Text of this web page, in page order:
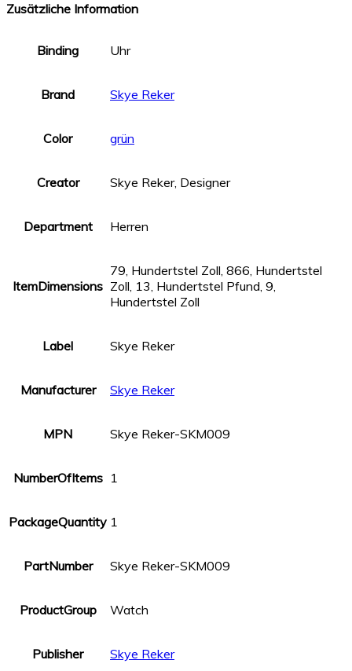
Zusätzliche Information
Binding Uhr
Brand Skye Reker
Color grün
Creator Skye Reker, Designer
Department Herren
ItemDimensions
79, Hundertstel Zoll, 866, Hundertstel
Zoll, 13, Hundertstel Pfund, 9,
Hundertstel Zoll
Label Skye Reker
Manufacturer Skye Reker
MPN Skye Reker-SKM009
NumberOfItems 1
PackageQuantity 1
PartNumber Skye Reker-SKM009
ProductGroup Watch
Publisher Skye Reker